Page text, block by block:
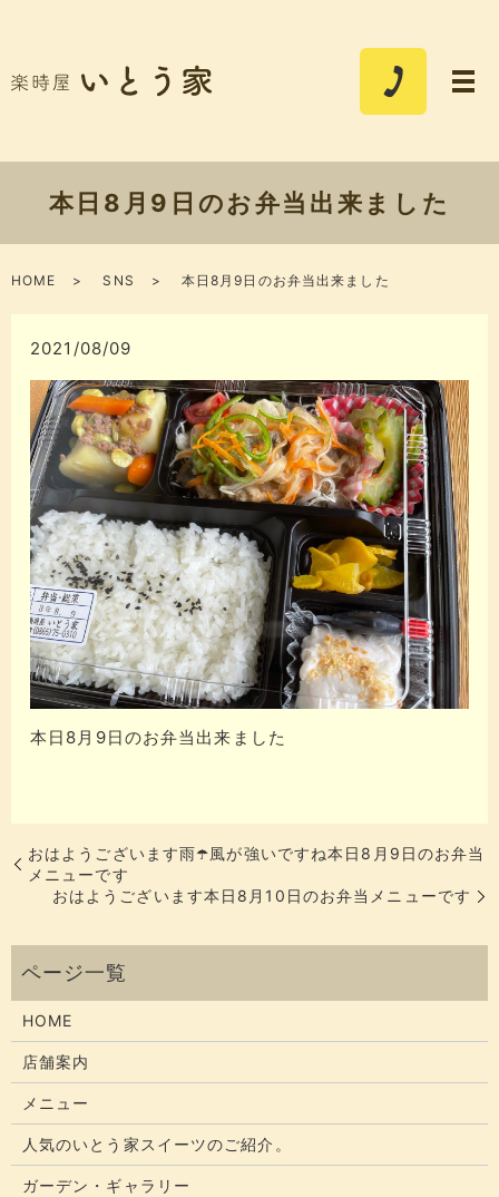
本日8月9日のお弁当出来ました
HOME SNS 本日8月9日のお弁当出来ました
2021/08/09
本日8月9日のお弁当出来ました
おはようございます雨☂️風が強いですね本日8月9日のお弁当
メニューです
おはようございます本日8月10日のお弁当メニューです
HOME
店舗案内
メニュー
人気のいとう家スイーツのご紹介。
ガーデン・ギャラリー